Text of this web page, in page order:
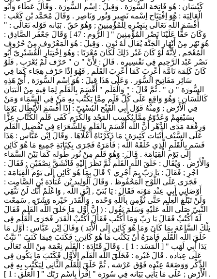
كَيْسَان : هُوَ فَاتِحَة السُّورَة . وَقِيلَ : اِسْم السُّورَة . وَقَالَ عَطَاء وَأَبُو
الْعَالِيَة : هُوَ اِفْتِتَاح اِسْمه نَصِير وَنُور وَنَاصِر . وَقَالَ مُحَمَّد بْن كَعْب :
أَقْسَمَ اللَّه تَعَالَى بِنَصْرِهِ لِلْمُؤْمِنِينَ ; وَهُوَ حَقّ . بَيَانه قَوْله تَعَالَى : "
وَكَانَ حَقًّا عَلَيْنَا نَصْر الْمُؤْمِنِينَ " [ الرُّوم : 47 ] وَقَالَ جَعْفَر الصَّادِق :
هُوَ نَهْر مِنْ أَنْهَار الْجَنَّة يُقَال لَهُ نُون . وَقِيلَ : هُوَ الْمَعْرُوف مِنْ حُرُوف
الْمُعْجَم , لِأَنَّهُ لَوْ كَانَ غَيْر ذَلِكَ لَكَانَ مُعْرَبًا ; وَهُوَ اِخْتِيَار الْقُشَيْرِيّ أَبُو
نَصْر عَبْد الرَّحِيم فِي تَفْسِيره . قَالَ : لِأَنَّ " ن " حَرْف لَمْ يُعْرَب , فَلَوْ
كَانَ كَلِمَة تَامَّة أُعْرِبَ كَمَا أُعْرِبَ الْقَلَم , فَهُوَ إِذًا حَرْف هِجَاء كَمَا فِي
سَائِر مَفَاتِيح السُّوَر . وَعَلَى هَذَا قِيلَ : هُوَ اِسْم السُّورَة , أَيْ هَذِهِ
السُّورَة " ن " . ثُمَّ قَالَ : " وَالْقَلَم " أَقْسَمَ بِالْقَلَمِ لِمَا فِيهِ مِنْ الْبَيَان
كَاللِّسَانِ ; وَهُوَ وَاقِع عَلَى كُلّ قَلَم مِمَّا يَكْتُب بِهِ مَنْ فِي السَّمَاء وَمَنْ
فِي الْأَرْض ; وَمِنْهُ قَوْل أَبِي الْفَتْح الْبُسْتِيّ : إِذَا أَقْسَمَ الْأَبْطَال يَوْمًا
بِسَيْفِهِمْ وَعَدُوّهُ مِمَّا يُكْسِب الْمَجْد وَالْكَرَم كَفَى قَلَم الْكُتَّاب عِزًّا
وَرِفْعَة مَدَى الدَّهْر أَنَّ اللَّه أَقْسَمَ بِالْقَلَمِ وَلِلشُّعَرَاءِ فِي تَفْضِيل الْقَلَم
عَلَى السَّيْف أَبْيَات كَثِيرَة ; مَا ذَكَرْنَاهُ أَعْلَاهَا . وَقَالَ اِبْن عَبَّاس : هَذَا
قَسَم بِالْقَلَمِ الَّذِي خَلَقَهُ اللَّه ; فَأَمَرَهُ فَجَرَى بِكِتَابَةِ جَمِيع مَا هُوَ كَائِن
إِلَى يَوْم الْقِيَامَة . قَالَ : وَهُوَ قَلَم مِنْ نُور طُوله كَمَا بَيْنَ السَّمَاء
وَالْأَرْض . وَيُقَال : خَلَقَ اللَّه الْقَلَم ثُمَّ نَظَرَ إِلَيْهِ فَانْشَقَّ نِصْفَيْنِ ; فَقَالَ :
اجْرِ ; فَقَالَ : يَا رَبّ بِمَ أَجْرِي ؟ قَالَ بِمَا هُوَ كَائِن إِلَى يَوْم الْقِيَامَة ;
فَجَرَى عَلَى اللَّوْح الْمَحْفُوظ . وَقَالَ الْوَلِيد بْن عُبَادَة بْن الصَّامِت :
أَوْصَانِي أَبِي عِنْد مَوْته فَقَالَ : يَا بُنَيّ , اِتَّقِ اللَّه , وَاعْلَمْ أَنَّك لَنْ تَتَّقِي
وَلَنْ تَبْلُغ الْعِلْم حَتَّى تُؤْمِن بِاَللَّهِ وَحْده , وَالْقَدَر خَيْره وَشَرّه , سَمِعْت
النَّبِيّ صَلَّى اللَّه عَلَيْهِ وَسَلَّمَ يَقُول : ( إِنَّ أَوَّل مَا خَلَقَ اللَّه الْقَلَم فَقَالَ
لَهُ اُكْتُبْ فَقَالَ يَا رَبّ وَمَا أَكْتُب فَقَالَ اُكْتُبْ الْقَدَر فَجَرَى الْقَلَم فِي
تِلْكَ السَّاعَة بِمَا كَانَ وَمَا هُوَ كَائِن إِلَى الْأَبَد ) وَقَالَ اِبْن عَبَّاس : أَوَّل مَا
خَلَقَ اللَّه الْقَلَم فَأَمَرَهُ أَنْ يَكْتُب مَا هُوَ كَائِن ; فَكَتَبَ فِيمَا كَتَبَ " تَبَّتْ
يَدَا أَبِي لَهَب " [ الْمَسَد : 1 ] . وَقَالَ قَتَادَة : الْقَلَم نِعْمَة مِنْ اللَّه تَعَالَى
عَلَى عِبَاده . قَالَ غَيْره : فَخَلَقَ اللَّه الْقَلَم الْأَوَّل فَكَتَبَ مَا يَكُون فِي
الذِّكْر وَوَضَعَهُ عِنْده فَوْق عَرْشه , ثُمَّ خَلَقَ الْقَلَم الثَّانِي لِيَكْتُب بِهِ فِي
الْأَرْض ; عَلَى مَا يَأْتِي بَيَانه فِي سُورَة " اِقْرَأْ بِاسْمِ رَبّك " [ الْعَلَق : 1 ] .